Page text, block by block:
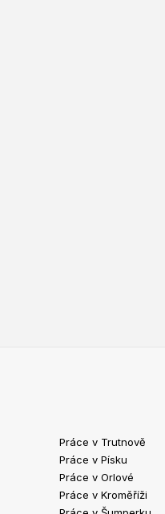
Práce v Trutnově
Práce v Písku
Práce v Orlové
Práce v Kroměříži